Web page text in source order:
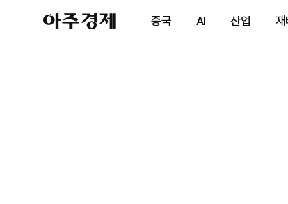
아
주
제
중국 AI 산업 재